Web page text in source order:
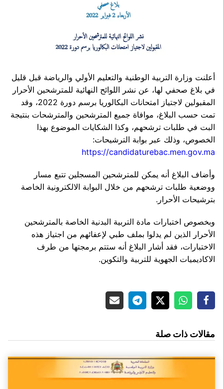
أعلنت وزارة التربية الوطنية والتعليم الأولي والرياضة قبل قليل
في بلاغ صحفي لها، عن نشر اللوائح النهائية للمترشحين الأحرار
المقبولين لاجتياز امتحانات البكالوريا برسم دورة 2022، وقد
تمت حسب البلاغ، موافاة جميع المترشحين والمترشحات بنتيجة
البت في طلبات ترشحهم، وكذا الشكايات الموضوع بهذا
الخصوص، وذلك عبر بوابة الترشيحات:
https://candidaturebac.men.gov.ma
وأضاف البلاغ أنه يمكن للمترشحين المسجلين تتبع مسار
ووضعية طلبات ترشحهم من خلال البوابة الالكترونية الخاصة
بترشيحات الأحرار.
وبخصوص اختبارات مادة التربية البدنية الخاصة بالمترشحين
الأحرار الذين لم يدلوا بملف طبي لإعفائهم من اجتياز هذه
الاختبارات، فقد أشار البلاغ أنه ستتم برمجتها من طرف
الاكاديميات الجهوية للتربية والتكوين.
مقالات ذات صلة